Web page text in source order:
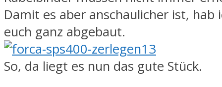
Damit es aber anschaulicher ist, hab
euch ganz abgebaut.
So, da liegt es nun das gute Stück.